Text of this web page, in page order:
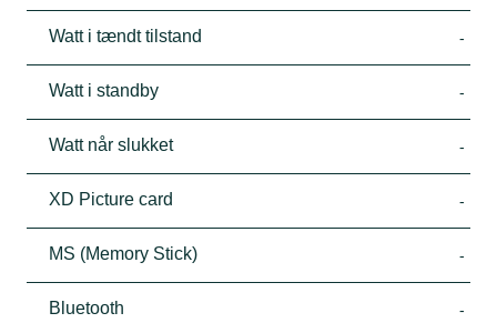
Watt i tændt tilstand -
Watt i standby -
Watt når slukket -
XD Picture card -
MS (Memory Stick) -
Bluetooth -